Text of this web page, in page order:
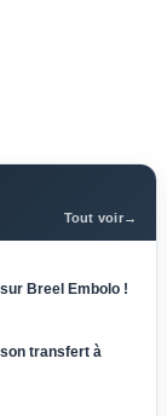
Tout voir→
Breel Embolo !
transfert à